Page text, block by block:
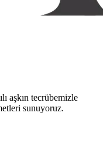
aşkın tecrübemizle
sunuyoruz.